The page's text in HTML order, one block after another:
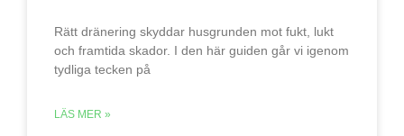
Rätt dränering skyddar husgrunden mot fukt, lukt
och framtida skador. I den här guiden går vi igenom
tydliga tecken på
LÄS MER »